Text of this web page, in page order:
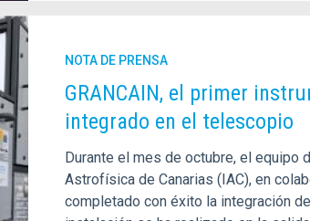
NOTA DE PRENSA
GRANCAIN, el primer
integrado en el telescopio
Durante el mes de octubre, el equipo
Astrofísica de Canarias (IAC), en
completado con éxito la integración